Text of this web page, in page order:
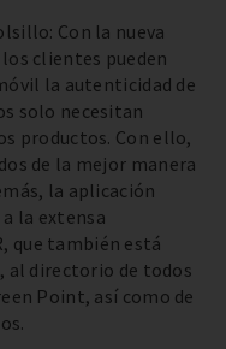
Con la nueva
clientes pueden
la autenticidad de
solo necesitan
productos. Con ello,
de la mejor manera
la aplicación
la extensa
que también está
al directorio de todos
Point, así como de